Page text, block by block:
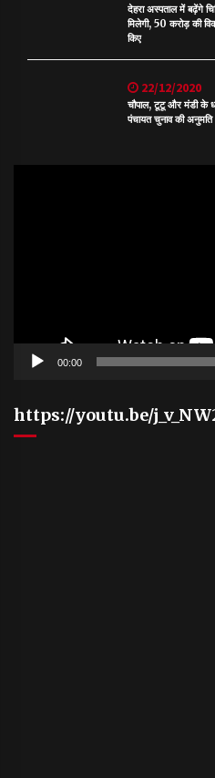
देहरा अस्पताल में बढ़ेंगे
मिलेगी, 50 करोड़ की
किए
22/12/2020
चौपाल, टूटू और मंडी के
पंचायत चुनाव की अनुमति
00:00
https://youtu.be/